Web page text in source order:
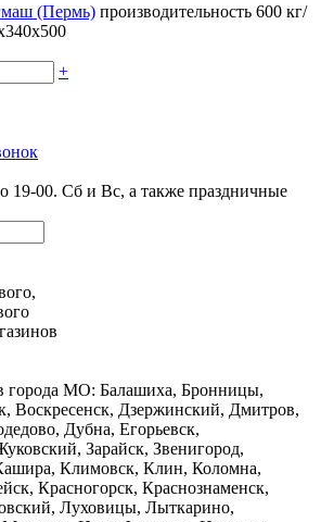
(Пермь) производительность 600 кг/
+
19-00. Сб и Вс, а также праздничные
города МО: Балашиха, Бронницы,
Воскресенск, Дзержинский, Дмитров,
Дубна, Егорьевск,
Зарайск, Звенигород,
Климовск, Клин, Коломна,
Красногорск, Краснознаменск,
Луховицы, Лыткарино,